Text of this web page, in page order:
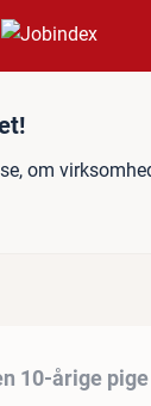
Gør
om
10-årige